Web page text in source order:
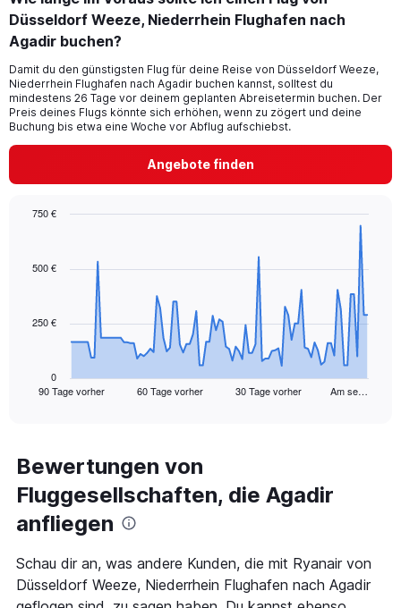
Düsseldorf Weeze, Niederrhein Flughafen nach
Agadir buchen?
Damit du den günstigsten Flug für deine Reise von Düsseldorf Weeze,
Niederrhein Flughafen nach Agadir buchen kannst, solltest du
mindestens 26 Tage vor deinem geplanten Abreisetermin buchen. Der
Preis deines Flugs könnte sich erhöhen, wenn zu zögert und deine
Buchung bis etwa eine Woche vor Abflug aufschiebst.
Angebote finden
91
data
The
Range:
91
categories.
The
chart
1
Y
axis
90 Tage vorher 60 Tage vorher 30 Tage vorher Am se…
0
250 €
500 €
750 €
End
Bewertungen von
Fluggesellschaften, die Agadir
anfliegen
Schau dir an, was andere Kunden, die mit Ryanair von
Düsseldorf Weeze, Niederrhein Flughafen nach Agadir